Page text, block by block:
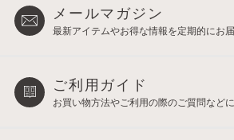
メールマガジン
最新アイテムやお得な情報を定期的にお
ご利用ガイド
お買い物方法やご利用の際のご質問など